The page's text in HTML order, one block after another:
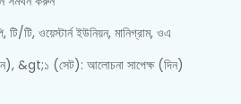
টি, ওয়েস্টার্ন ইউনিয়ন, মানিগ্রাম, ওএ
&gt;১ (সেট): আলোচনা সাপেক্ষ (দিন)